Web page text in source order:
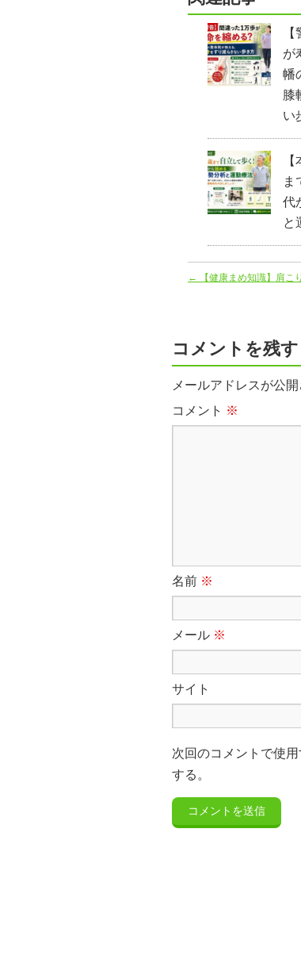
が
幡
膝
い
ま
代
と
← 【健康まめ知識】肩こ
コメントを残す
メールアドレスが公
コメント ※
名前 ※
メール ※
サイト
次回のコメントで使
する。